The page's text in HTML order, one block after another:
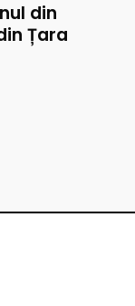
din
Țara